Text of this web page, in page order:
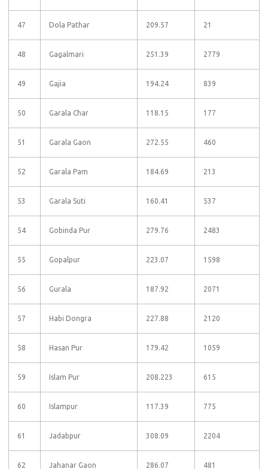
47 Dola Pathar 209.57 21
48 Gagalmari 251.39 2779
49 Gajia 194.24 839
50 Garala Char 118.15 177
51 Garala Gaon 272.55 460
52 Garala Pam 184.69 213
53 Garala Suti 160.41 537
54 Gobinda Pur 279.76 2483
55 Gopalpur 223.07 1598
56 Gurala 187.92 2071
57 Habi Dongra 227.88 2120
58 Hasan Pur 179.42 1059
59 Islam Pur 208.223 615
60 Islampur 117.39 775
61 Jadabpur 308.09 2204
62 Jahanar Gaon 286.07 481